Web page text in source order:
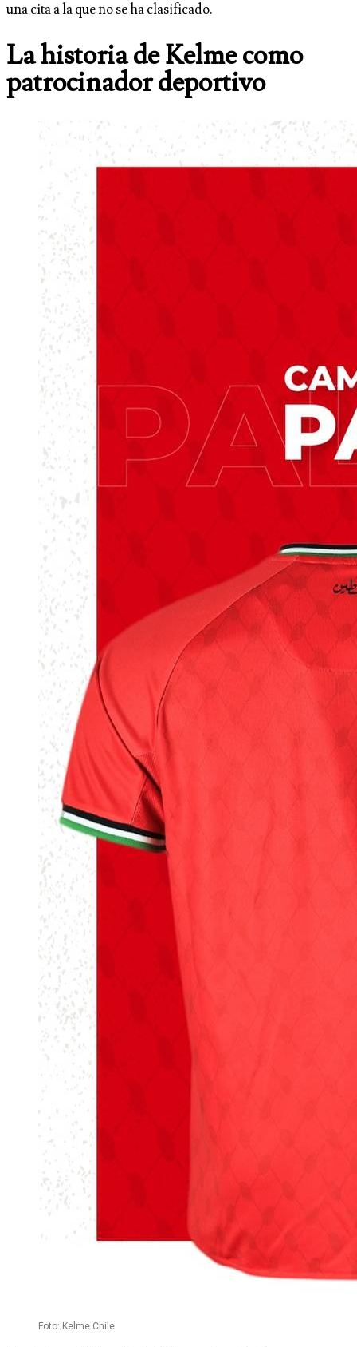
una cita a la que no se ha clasificado.
La historia de Kelme como
patrocinador deportivo
Foto: Kelme Chile